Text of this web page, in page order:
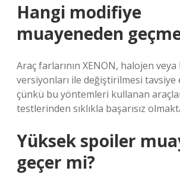
Hangi modifiye
muayeneden
Araç farlarının XENON, halojen veya
versiyonları ile değiştirilmesi
çünkü bu yöntemleri kullanan
testlerinden sıklıkla başarısız
Yüksek spoiler
geçer mi?